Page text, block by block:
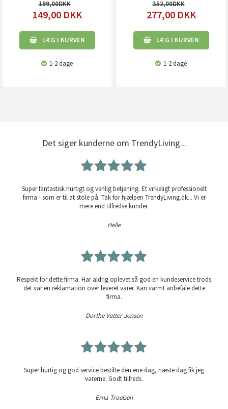
199,00
149,00 DKK
LÆG I KURVEN
1-2 dage
352,00
277,00 DKK
LÆG I KURVEN
1-2 dage
Det siger kunderne om TrendyLiving...
Super fantastisk hurtigt og venlig betjening. Et virkeligt professionelt
firma - som er til at stole på. Tak for hjælpen TrendyLiving.dk... Vi er
mere end tilfredse kunder.
Helle
Respekt for dette firma. Har aldrig oplevet så god en kundeservice trods
det var en reklamation over leveret varer. Kan varmt anbefale dette
firma.
Dorthe Vetter Jensen
Super hurtig og god service bestilte den ene dag, næste dag fik jeg
varerne. Godt tilfreds.
Erna Troelsen